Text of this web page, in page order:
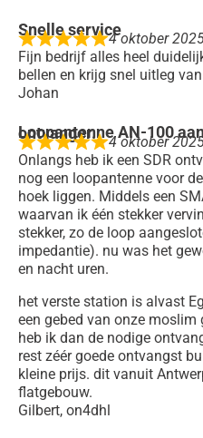
Snelle service4 oktober
Fijn bedrijf alles heel
bellen en krijg snel uitleg
Johan
Loopantenne AN-100 aansluiten aan een SDR ontvanger.
4 oktober
Onlangs heb ik een SDR
nog een loopantenne voor
hoek liggen. Middels een
waarvan ik één stekker
stekker, zo de loop
impedantie). nu was het
en nacht uren.
het verste station is alvast
een gebed van onze
heb ik dan de nodige
rest zéér goede ontvangst
kleine prijs. dit vanuit
flatgebouw.
Gilbert, on4dhl